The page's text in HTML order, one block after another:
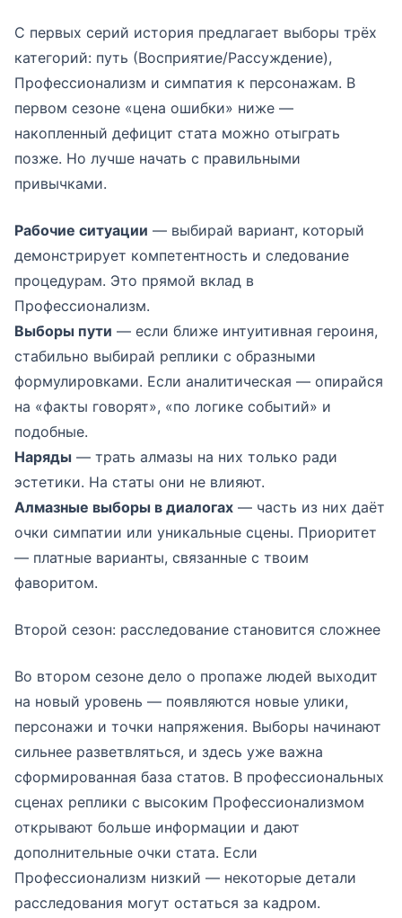
С первых серий история предлагает выборы трёх
категорий: путь (Восприятие/Рассуждение),
Профессионализм и симпатия к персонажам. В
первом сезоне «цена ошибки» ниже —
накопленный дефицит стата можно отыграть
позже. Но лучше начать с правильными
привычками.
Рабочие ситуации — выбирай вариант, который
демонстрирует компетентность и следование
процедурам. Это прямой вклад в
Профессионализм.
Выборы пути — если ближе интуитивная героиня,
стабильно выбирай реплики с образными
формулировками. Если аналитическая — опирайся
на «факты говорят», «по логике событий» и
подобные.
Наряды — трать алмазы на них только ради
эстетики. На статы они не влияют.
Алмазные выборы в диалогах — часть из них даёт
очки симпатии или уникальные сцены. Приоритет
— платные варианты, связанные с твоим
фаворитом.
Второй сезон: расследование становится сложнее
Во втором сезоне дело о пропаже людей выходит
на новый уровень — появляются новые улики,
персонажи и точки напряжения. Выборы начинают
сильнее разветвляться, и здесь уже важна
сформированная база статов. В профессиональных
сценах реплики с высоким Профессионализмом
открывают больше информации и дают
дополнительные очки стата. Если
Профессионализм низкий — некоторые детали
расследования могут остаться за кадром.